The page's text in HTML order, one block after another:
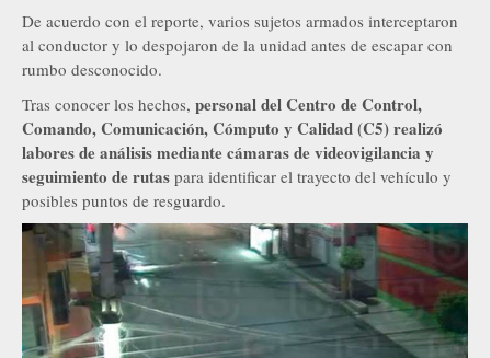
De acuerdo con el reporte, varios sujetos armados interceptaron
al conductor y lo despojaron de la unidad antes de escapar con
rumbo desconocido.
Tras conocer los hechos, personal del Centro de Control,
Comando, Comunicación, Cómputo y Calidad (C5) realizó
labores de análisis mediante cámaras de videovigilancia y
seguimiento de rutas para identificar el trayecto del vehículo y
posibles puntos de resguardo.